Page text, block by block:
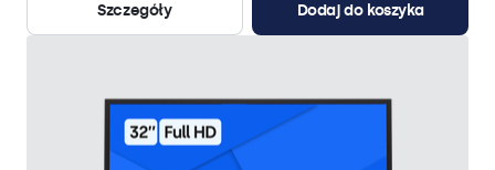
Szczegóły
Dodaj do koszyka